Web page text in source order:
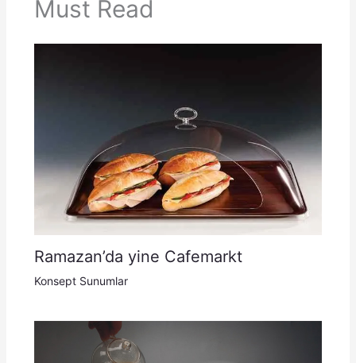
Must Read
Ramazan’da yine Cafemarkt
Konsept Sunumlar